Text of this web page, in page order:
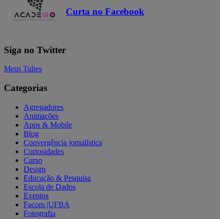
Curta no Facebook
Siga no Twitter
Meus Tuítes
Categorias
Agregadores
Animações
Apps & Mobile
Blog
Convergência jornalística
Curiosidades
Curso
Design
Educação & Pesquisa
Escola de Dados
Eventos
Facom |UFBA
Fotografia